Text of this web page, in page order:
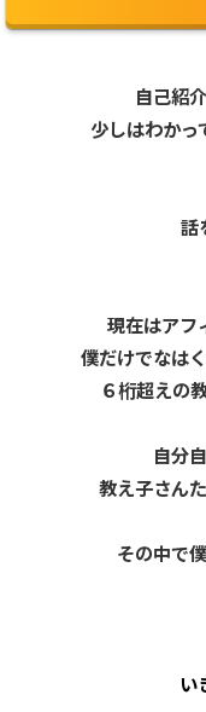
自己紹
少しはわかっ
話
現在はアフ
僕だけでなは
６桁超えの
自分
教え子さん
その中で
い